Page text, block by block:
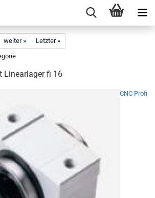
weiter »
Letzter »
Linearlager fi 16
CNC Profi